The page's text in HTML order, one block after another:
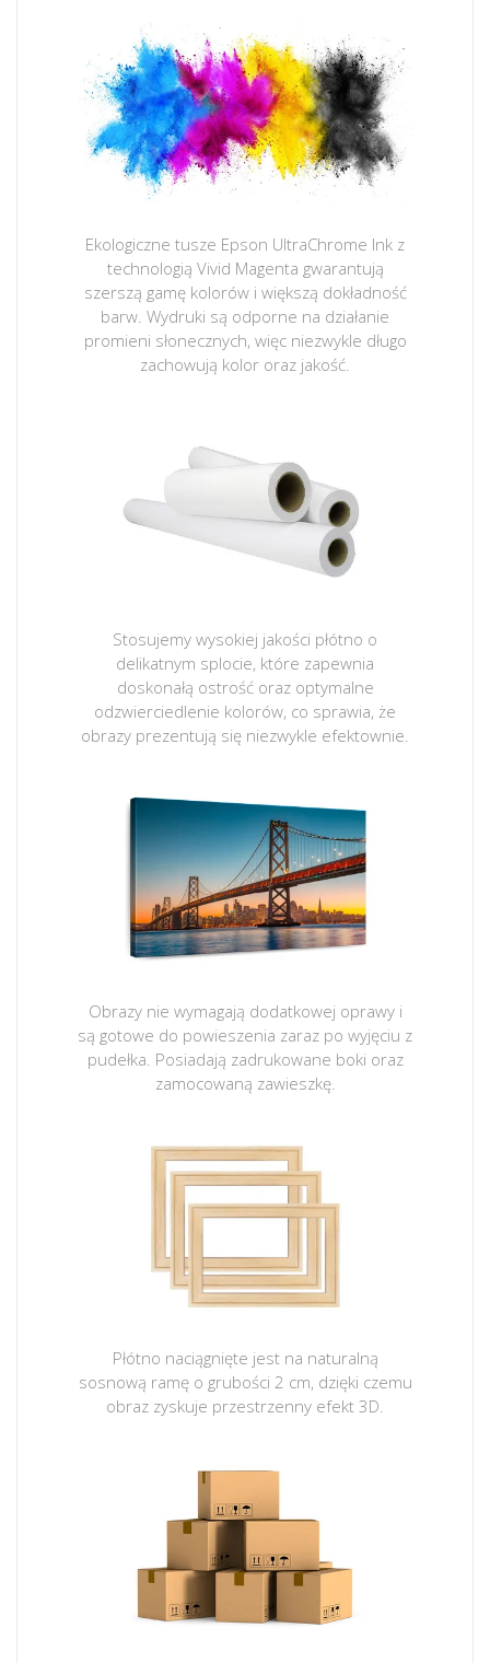
Ekologiczne tusze Epson UltraChrome Ink z
technologią Vivid Magenta gwarantują
szerszą gamę kolorów i większą dokładność
barw. Wydruki są odporne na działanie
promieni słonecznych, więc niezwykle długo
zachowują kolor oraz jakość.
Stosujemy wysokiej jakości płótno o
delikatnym splocie, które zapewnia
doskonałą ostrość oraz optymalne
odzwierciedlenie kolorów, co sprawia, że
obrazy prezentują się niezwykle efektownie.
Obrazy nie wymagają dodatkowej oprawy i
są gotowe do powieszenia zaraz po wyjęciu z
pudełka. Posiadają zadrukowane boki oraz
zamocowaną zawieszkę.
Płótno naciągnięte jest na naturalną
sosnową ramę o grubości 2 cm, dzięki czemu
obraz zyskuje przestrzenny efekt 3D.